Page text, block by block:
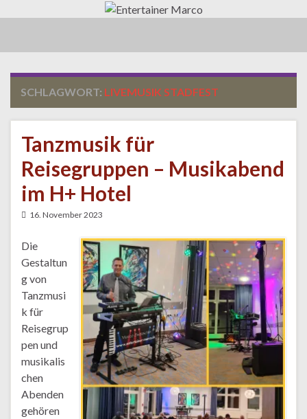
SCHLAGWORT: LIVEMUSIK STADFEST
Tanzmusik für
Reisegruppen – Musikabend
im H+ Hotel
16. November 2023
Die
Gestaltun
g von
Tanzmusi
k für
Reisegrup
pen und
musikalis
chen
Abenden
gehören